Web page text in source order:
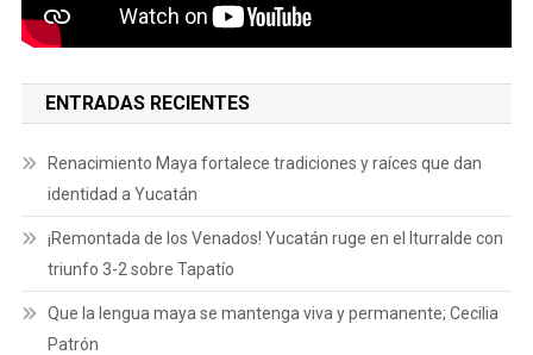
ENTRADAS RECIENTES
Renacimiento Maya fortalece tradiciones y raíces que dan
identidad a Yucatán
¡Remontada de los Venados! Yucatán ruge en el Iturralde con
triunfo 3-2 sobre Tapatío
Que la lengua maya se mantenga viva y permanente; Cecilia
Patrón